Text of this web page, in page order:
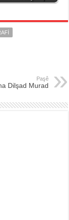
Paşê
Dilşad Murad